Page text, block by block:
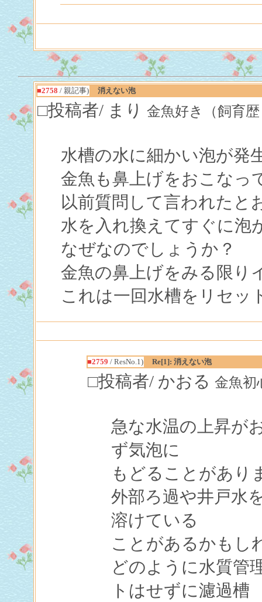
■2758 / 親記事) 消えない泡
□投稿者/ まり金魚好き（飼育歴
水槽の水に細かい泡が発
金魚も鼻上げをおこなっ
以前質問して言われたと
水を入れ換えてすぐに泡
なぜなのでしょうか？
金魚の鼻上げをみる限り
これは一回水槽をリセッ
■2759 / ResNo.1) Re[1]: 消えない泡
□投稿者/ かおる金魚初
急な水温の上昇が
ず気泡に
もどることがあり
外部ろ過や井戸水
溶けている
ことがあるかもし
どのように水質管
トはせずに濾過槽